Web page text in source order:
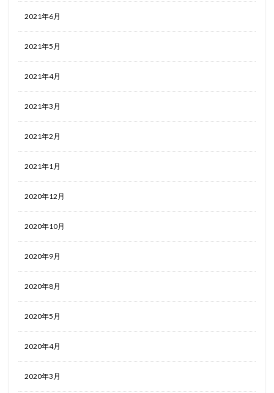
2021年6月
2021年5月
2021年4月
2021年3月
2021年2月
2021年1月
2020年12月
2020年10月
2020年9月
2020年8月
2020年5月
2020年4月
2020年3月